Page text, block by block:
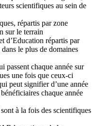
scientifiques au sein de
répartis par zone
sur le terrain
d’Education répartis par
le plus de domaines
passent chaque année sur
une fois que ceux-ci
peut signifier d’une année
chaque année
à la fois des scientifiques